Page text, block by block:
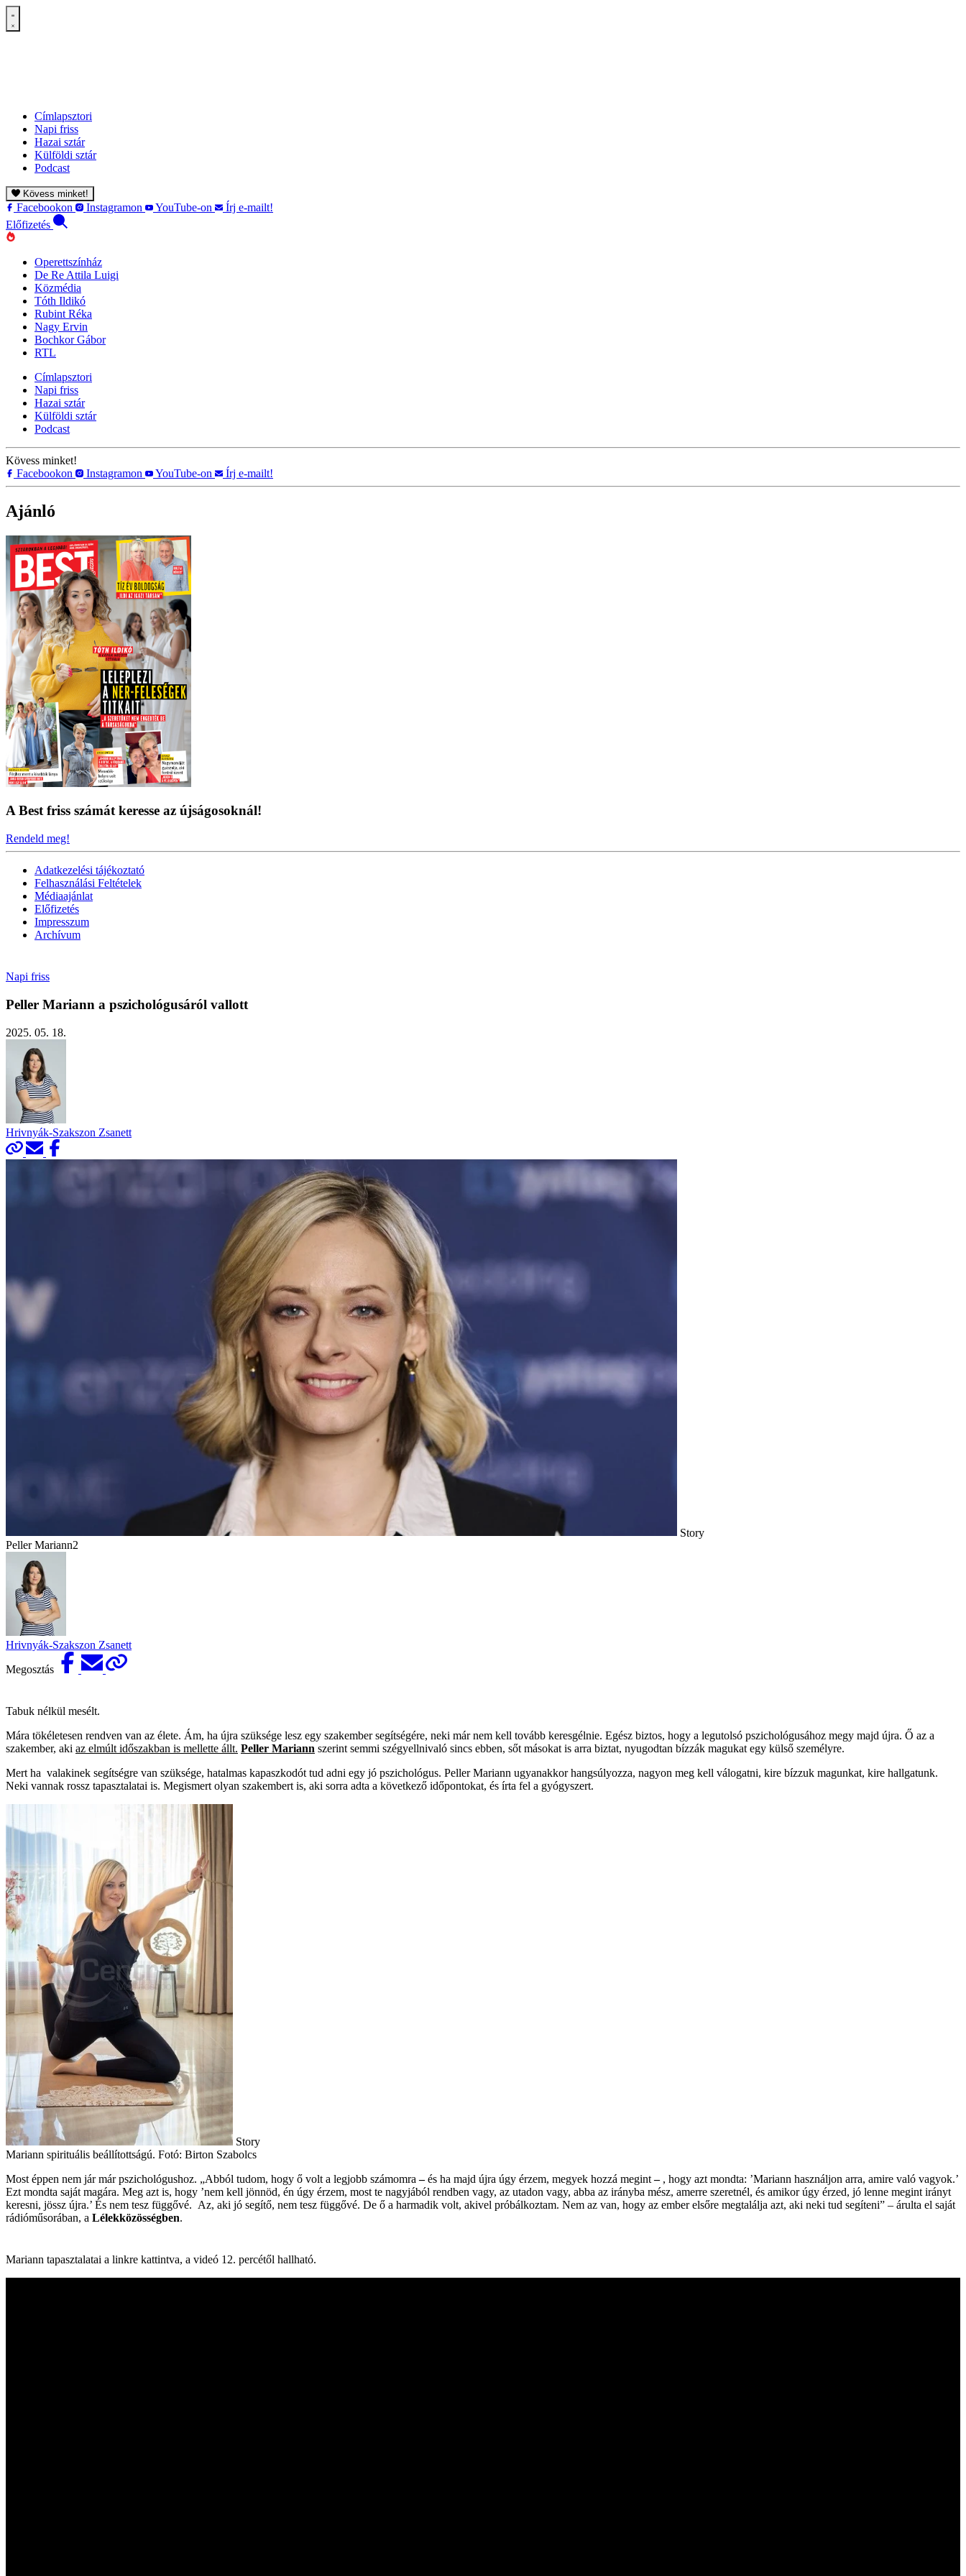
Címlapsztori
Napi friss
Hazai sztár
Külföldi sztár
Podcast
Kövess minket!
Facebookon Instagramon YouTube-on
Írj e-mailt!
Előfizetés
Operettszínház
De Re Attila Luigi
Közmédia
Tóth Ildikó
Rubint Réka
Nagy Ervin
Bochkor Gábor
RTL
Címlapsztori
Napi friss
Hazai sztár
Külföldi sztár
Podcast
Kövess minket!
Facebookon
Instagramon YouTube-on Írj e-mailt!
Ajánló
A Best friss számát keresse az újságosoknál!
Rendeld meg!
Adatkezelési tájékoztató
Felhasználási Feltételek
Médiaajánlat
Előfizetés
Impresszum
Archívum
Napi friss
Peller Mariann a pszichológusáról vallott
2025. 05. 18.
Hrivnyák-Szakszon Zsanett
Story
Peller Mariann2
Hrivnyák-Szakszon Zsanett
Megosztás
Tabuk nélkül mesélt.
Mára tökéletesen rendven van az élete. Ám, ha újra szüksége lesz egy szakember segítségére, neki már nem kell tovább keresgélnie. Egész biztos, hogy a legutolsó pszichológusához megy majd újra. Ő az a
szakember, aki az elmúlt időszakban is mellette állt. Peller Mariann szerint semmi szégyellnivaló sincs ebben, sőt másokat is arra biztat, nyugodtan bízzák magukat egy külső személyre.
Mert ha valakinek segítségre van szüksége, hatalmas kapaszkodót tud adni egy jó pszichológus. Peller Mariann ugyanakkor hangsúlyozza, nagyon meg kell válogatni, kire bízzuk magunkat, kire hallgatunk.
Neki vannak rossz tapasztalatai is. Megismert olyan szakembert is, aki sorra adta a következő időpontokat, és írta fel a gyógyszert.
Story
Mariann spirituális beállítottságú. Fotó: Birton Szabolcs
Most éppen nem jár már pszichológushoz. „Abból tudom, hogy ő volt a legjobb számomra–és ha majd újra úgy érzem, megyek hozzá megint–, hogy azt mondta: ’Mariann használjon arra, amire való vagyok.’
Ezt mondta saját magára. Meg azt is, hogy ’nem kell jönnöd, én úgy érzem, most te nagyjából rendben vagy, az utadon vagy, abba az irányba mész, amerre szeretnél, és amikor úgy érzed, jó lenne megint irányt
keresni, jössz újra.’ És nem tesz függővé. Az, aki jó segítő, nem tesz függővé. De ő a harmadik volt, akivel próbálkoztam. Nem az van, hogy az ember elsőre megtalálja azt, aki neki tud segíteni” – árulta el saját
rádióműsorában, a Lélekközösségben.
Mariann tapasztalatai a linkre kattintva, a videó 12. percétől hallható.